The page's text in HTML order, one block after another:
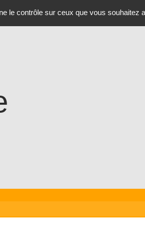
le contrôle sur ceux que vous souhaitez